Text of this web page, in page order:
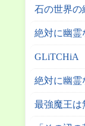
石の世界の
GLiTCHiA